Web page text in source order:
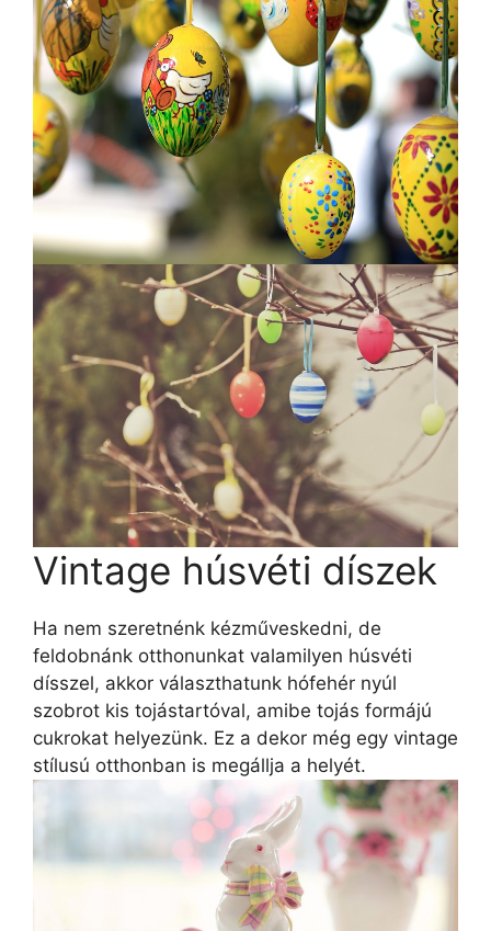
Vintage húsvéti díszek
Ha nem szeretnénk kézműveskedni, de
feldobnánk otthonunkat valamilyen húsvéti
dísszel, akkor választhatunk hófehér nyúl
szobrot kis tojástartóval, amibe tojás formájú
cukrokat helyezünk. Ez a dekor még egy vintage
stílusú otthonban is megállja a helyét.